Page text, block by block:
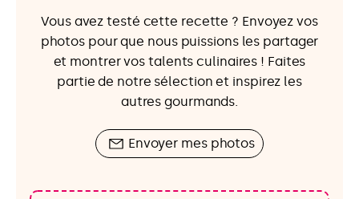
Vous avez testé cette recette ? Envoyez vos
photos pour que nous puissions les partager
et montrer vos talents culinaires ! Faites
partie de notre sélection et inspirez les
autres gourmands.
Envoyer mes photos